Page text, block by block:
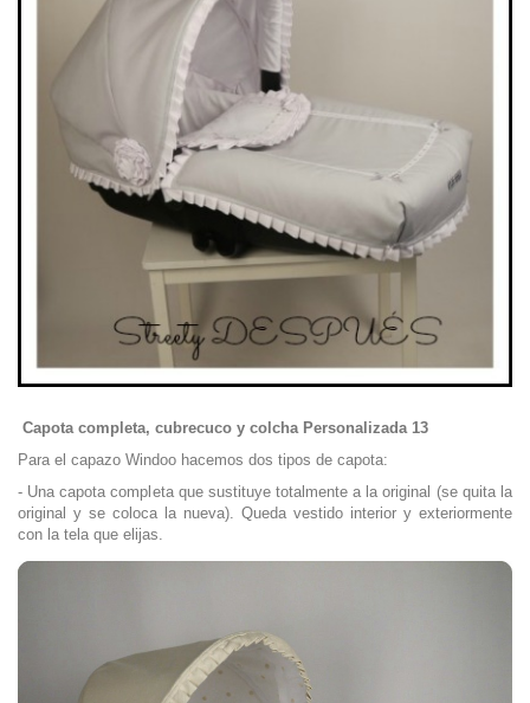
Capota completa, cubrecuco y colcha Personalizada 13
Para el capazo Windoo hacemos dos tipos de capota:
- Una capota completa que sustituye totalmente a la original (se quita la
original y se coloca la nueva). Queda vestido interior y exteriormente
con la tela que elijas.